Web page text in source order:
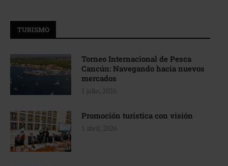
TURISMO
Torneo Internacional de Pesca
Cancún: Navegando hacia nuevos
mercados
1 julio, 2026
Promoción turística con visión
1 abril, 2026